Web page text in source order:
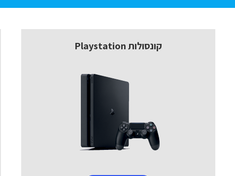
קונסולות Playstation